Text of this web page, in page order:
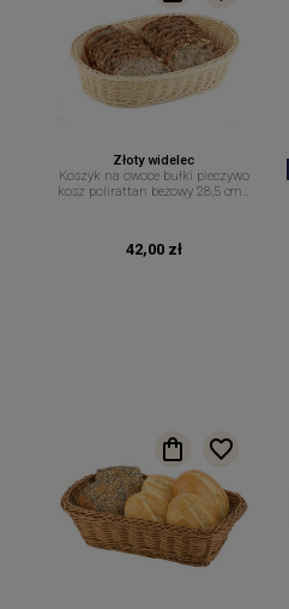
Złoty widelec
Koszyk na owoce bułki pieczywo
kosz polirattan beżowy 28,5 cm x
42,00 zł